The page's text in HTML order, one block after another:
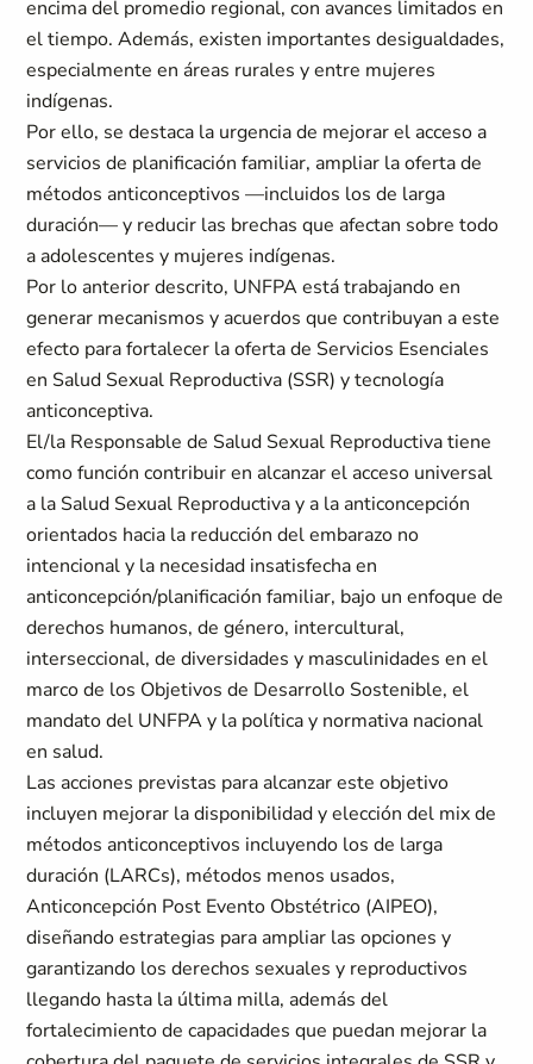
encima del promedio regional, con avances limitados en
el tiempo. Además, existen importantes desigualdades,
especialmente en áreas rurales y entre mujeres
indígenas.
Por ello, se destaca la urgencia de mejorar el acceso a
servicios de planificación familiar, ampliar la oferta de
métodos anticonceptivos —incluidos los de larga
duración— y reducir las brechas que afectan sobre todo
a adolescentes y mujeres indígenas.
Por lo anterior descrito, UNFPA está trabajando en
generar mecanismos y acuerdos que contribuyan a este
efecto para fortalecer la oferta de Servicios Esenciales
en Salud Sexual Reproductiva (SSR) y tecnología
anticonceptiva.
El/la Responsable de Salud Sexual Reproductiva tiene
como función contribuir en alcanzar el acceso universal
a la Salud Sexual Reproductiva y a la anticoncepción
orientados hacia la reducción del embarazo no
intencional y la necesidad insatisfecha en
anticoncepción/planificación familiar, bajo un enfoque de
derechos humanos, de género, intercultural,
interseccional, de diversidades y masculinidades en el
marco de los Objetivos de Desarrollo Sostenible, el
mandato del UNFPA y la política y normativa nacional
en salud.
Las acciones previstas para alcanzar este objetivo
incluyen mejorar la disponibilidad y elección del mix de
métodos anticonceptivos incluyendo los de larga
duración (LARCs), métodos menos usados,
Anticoncepción Post Evento Obstétrico (AIPEO),
diseñando estrategias para ampliar las opciones y
garantizando los derechos sexuales y reproductivos
llegando hasta la última milla, además del
fortalecimiento de capacidades que puedan mejorar la